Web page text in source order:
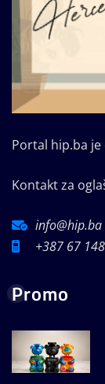
Portal hip.ba
Kontakt za
info@hip.ba
+387 67
Promo